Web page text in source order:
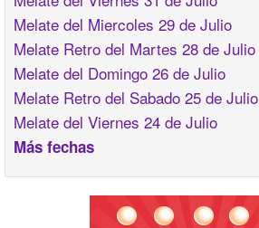
Melate del Miercoles 29 de Julio
Melate Retro del Martes 28 de Julio
Melate del Domingo 26 de Julio
Melate Retro del Sabado 25 de Julio
Melate del Viernes 24 de Julio
Más fechas